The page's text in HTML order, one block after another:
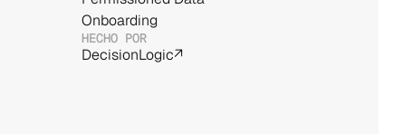
Onboarding
HECHO POR
DecisionLogic↗